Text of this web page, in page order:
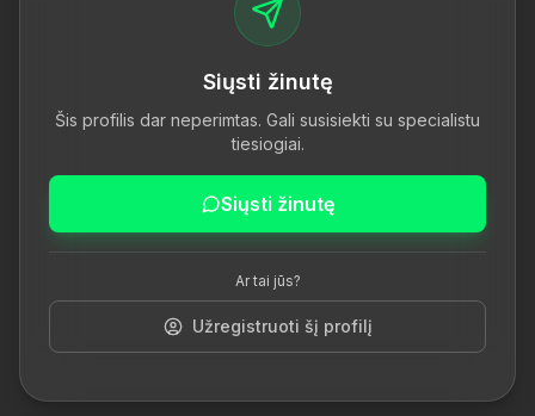
Siųsti žinutę
Šis profilis dar neperimtas. Gali susisiekti su specialistu
tiesiogiai.
Siųsti žinutę
Ar tai jūs?
Užregistruoti šį profilį